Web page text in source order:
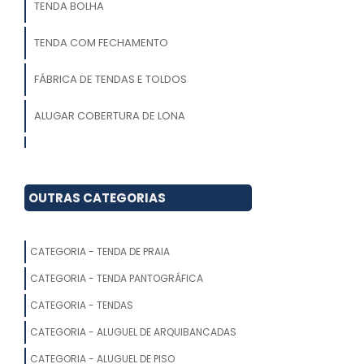
TENDA BOLHA
TENDA COM FECHAMENTO
FÁBRICA DE TENDAS E TOLDOS
ALUGAR COBERTURA DE LONA
FABRICANTE DE TENDAS SANFONADAS
TENDA COMPRAR
FÁBRICA DE TENDAS PARA EVENTOS
OUTRAS CATEGORIAS
CATEGORIA - TENDA DE PRAIA
CATEGORIA - TENDA PANTOGRÁFICA
CATEGORIA - TENDAS
CATEGORIA - ALUGUEL DE ARQUIBANCADAS
CATEGORIA - ALUGUEL DE PISO